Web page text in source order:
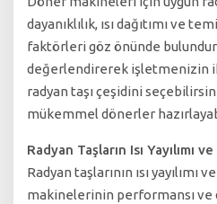
dayanıklılık, ısı dağıtımı ve
faktörleri göz önünde
değerlendirerek işletmenizin
radyan taşı çeşidini
mükemmel dönerler
Radyan Taşların Isı Yayılımı
Radyan taşlarının ısı
makinelerinin performansı